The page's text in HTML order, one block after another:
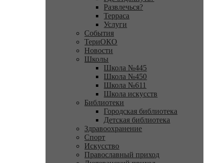
Развлечься?
Терраса
Услуги
События
ТериОКО
Новости
Школы
Школа №445
Школа №450
Школа №611
Школа искусств
Библиотеки
Городская библиотека
Детская библиотека
Здравоохранение
Спорт
Искусство
Православный приход